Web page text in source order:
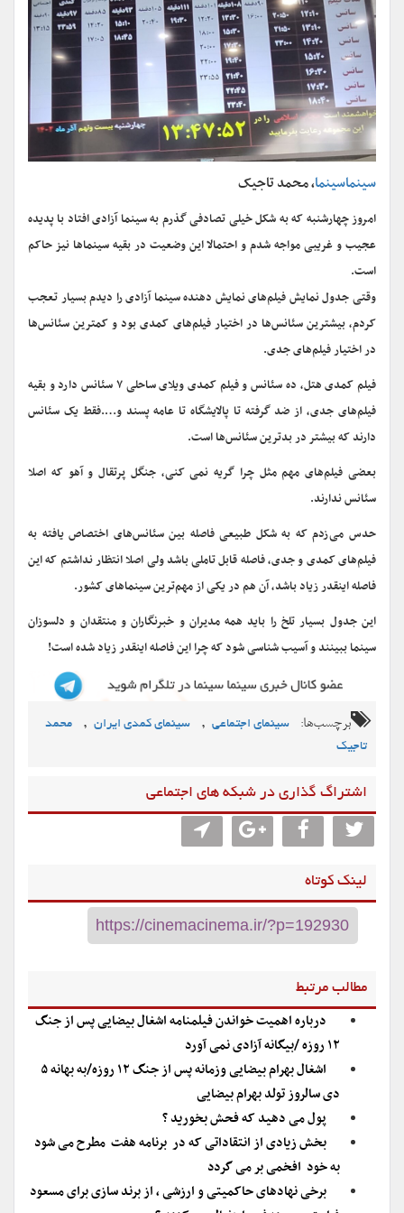
سینماسینما، محمد تاجیک
امروز چهارشنبه که به شکل خیلی تصادفی گذرم به سینما آزادی افتاد با پدیده
عجیب و غریبی مواجه شدم و احتمالا این وضعیت در بقیه سینماها نیز حاکم
است.
وقتی جدول نمایش فیلم‌های نمایش دهنده سینما آزادی را دیدم بسیار تعجب
کردم، بیشترین سئانس‌ها در اختیار فیلم‌های کمدی بود و کمترین سئانس‌ها
در اختیار فیلم‌های جدی.
فیلم کمدی هتل، ده سئانس و فیلم کمدی ویلای ساحلی ۷ سئانس دارد و بقیه
فیلم‌های جدی، از ضد گرفته تا پالایشگاه تا عامه پسند و….فقط یک سئانس
دارند که بیشتر در بدترین سئانس‌ها است.
بعضی فیلم‌های مهم مثل چرا گریه نمی کنی، جنگل پرتقال و آهو که اصلا
سئانس ندارند.
حدس می‌زدم که به شکل طبیعی فاصله بین سئانس‌های اختصاص یافته به
فیلم‌های کمدی و جدی، فاصله قابل تاملی باشد ولی اصلا انتظار نداشتم که این
فاصله اینقدر زیاد باشد، آن هم در یکی از مهم‌ترین سینماهای کشور.
این جدول بسیار تلخ را باید همه مدیران و خبرنگاران و منتقدان و دلسوزان
سینما ببینند و آسیب شناسی شود که چرا این فاصله اینقدر زیاد شده است!
برچسب‌ها: سینمای اجتماعی , سینمای کمدی ایران ,
محمد
تاجیک
اشتراگ گذاری در شبکه های اجتماعی
لینک کوتاه
مطالب مرتبط
درباره اهمیت خواندن فیلمنامه اشغال بیضایی پس از جنگ
۱۲ روزه /بیگانه آزادی نمی آورد
اشغال بهرام بیضایی وزمانه پس از جنگ ۱۲ روزه/به بهانه ۵
دی سالروز تولد بهرام بیضایی
پول می دهید که فحش بخورید ؟
بخش زیادی از انتقاداتی که در برنامه هفت مطرح می شود
به خود افخمی بر می گردد
برخی نهادهای حاکمیتی و ارزشی ، از برند سازی برای مسعود